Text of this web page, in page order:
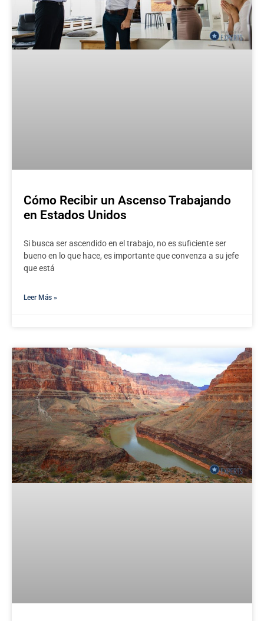
Cómo Recibir un Ascenso Trabajando
en Estados Unidos
Si busca ser ascendido en el trabajo, no es suficiente ser
bueno en lo que hace, es importante que convenza a su jefe
que está
Leer Más »